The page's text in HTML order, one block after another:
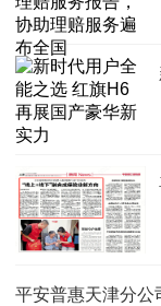
平安普惠天津分公